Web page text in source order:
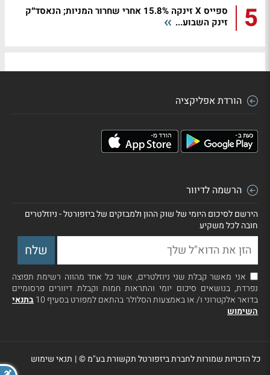
5
ספייס X זינקה 15.8% אחרי שחרור המניות; הנאסד״ק
זינק השבוע...
הורדת אפליקציה
הרשמה לדיוור
הירשם לסיכום היומי של שוק ההון ולמבזקים של ביזפורטל - ניוזלטרים
חובה לכל משקיע
אני מאשר קבלת שני ניוזלטרים, אשר כל אחד מהווה רשימת תפוצה
נפרדת, בנושאים סיכום יומי והתראות חמות וקבלת דיוורים פרסומיים
בדואר אלקטרוני ו/ או באמצעות הסלולר בהתאם למפורט בסעיף 10
בתנאי
השימוש
כל הזכויות שמורות לחברת ביזפורטל תקשורת בע"מ ©| תנאי שימוש